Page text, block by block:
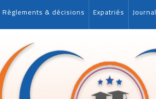
Règlements & décisions Expatriés Journal